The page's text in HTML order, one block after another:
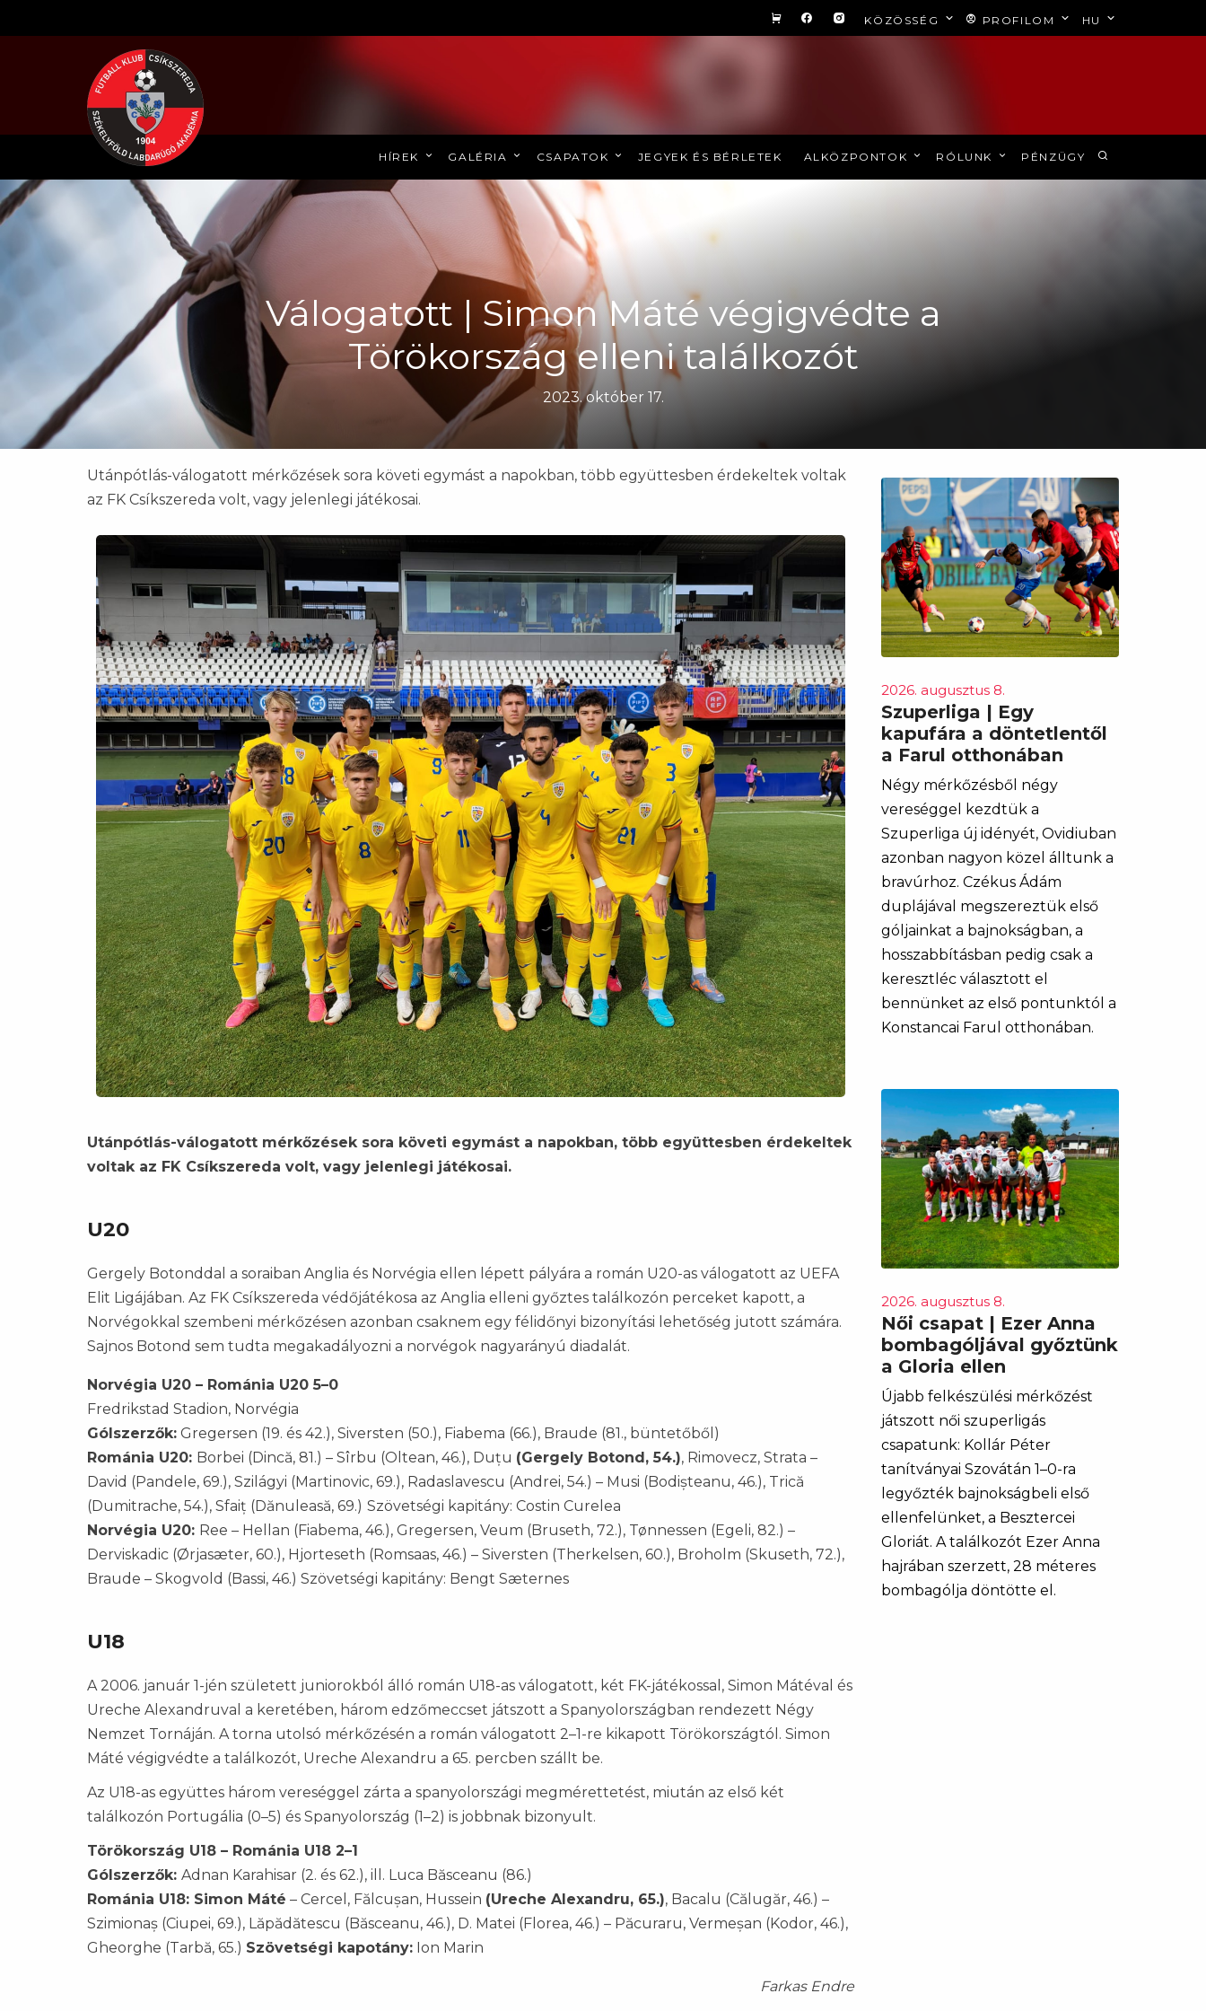
KÖZÖSSÉG PROFILOM HU
HÍREK GALÉRIA CSAPATOK JEGYEK ÉS BÉRLETEK ALKÖZPONTOK RÓLUNK PÉNZÜGY
Válogatott | Simon Máté végigvédte a
Törökország elleni találkozót
2023. október 17.
Utánpótlás-válogatott mérkőzések sora követi egymást a napokban, több együttesben érdekeltek voltak
az FK Csíkszereda volt, vagy jelenlegi játékosai.
Utánpótlás-válogatott mérkőzések sora követi egymást a napokban, több együttesben érdekeltek
voltak az FK Csíkszereda volt, vagy jelenlegi játékosai.
U20
Gergely Botonddal a soraiban Anglia és Norvégia ellen lépett pályára a román U20-as válogatott az UEFA
Elit Ligájában. Az FK Csíkszereda védőjátékosa az Anglia elleni győztes találkozón perceket kapott, a
Norvégokkal szembeni mérkőzésen azonban csaknem egy félidőnyi bizonyítási lehetőség jutott számára.
Sajnos Botond sem tudta megakadályozni a norvégok nagyarányú diadalát.
Norvégia U20 – Románia U20 5–0
Fredrikstad Stadion, Norvégia
Gólszerzők: Gregersen (19. és 42.), Siversten (50.), Fiabema (66.), Braude (81., büntetőből)
Románia U20: Borbei (Dincă, 81.) – Sîrbu (Oltean, 46.), Duțu (Gergely Botond, 54.), Rimovecz, Strata –
David (Pandele, 69.), Szilágyi (Martinovic, 69.), Radaslavescu (Andrei, 54.) – Musi (Bodișteanu, 46.), Trică
(Dumitrache, 54.), Sfaiț (Dănuleasă, 69.) Szövetségi kapitány: Costin Curelea
Norvégia U20: Ree – Hellan (Fiabema, 46.), Gregersen, Veum (Bruseth, 72.), Tønnessen (Egeli, 82.) –
Derviskadic (Ørjasæter, 60.), Hjorteseth (Romsaas, 46.) – Siversten (Therkelsen, 60.), Broholm (Skuseth, 72.),
Braude – Skogvold (Bassi, 46.) Szövetségi kapitány: Bengt Sæternes
U18
A 2006. január 1-jén született juniorokból álló román U18-as válogatott, két FK-játékossal, Simon Mátéval és
Ureche Alexandruval a keretében, három edzőmeccset játszott a Spanyolországban rendezett Négy
Nemzet Tornáján. A torna utolsó mérkőzésén a román válogatott 2–1-re kikapott Törökországtól. Simon
Máté végigvédte a találkozót, Ureche Alexandru a 65. percben szállt be.
Az U18-as együttes három vereséggel zárta a spanyolországi megmérettetést, miután az első két
találkozón Portugália (0–5) és Spanyolország (1–2) is jobbnak bizonyult.
Törökország U18 – Románia U18 2–1
Gólszerzők: Adnan Karahisar (2. és 62.), ill. Luca Băsceanu (86.)
Románia U18: Simon Máté – Cercel, Fălcușan, Hussein (Ureche Alexandru, 65.), Bacalu (Călugăr, 46.) –
Szimionaș (Ciupei, 69.), Lăpădătescu (Băsceanu, 46.), D. Matei (Florea, 46.) – Păcuraru, Vermeșan (Kodor, 46.),
Gheorghe (Tarbă, 65.) Szövetségi kapotány: Ion Marin
Farkas Endre
2026. augusztus 8.
Szuperliga | Egy
kapufára a döntetlentől
a Farul otthonában
Négy mérkőzésből négy
vereséggel kezdtük a
Szuperliga új idényét, Ovidiuban
azonban nagyon közel álltunk a
bravúrhoz. Czékus Ádám
duplájával megszereztük első
góljainkat a bajnokságban, a
hosszabbításban pedig csak a
keresztléc választott el
bennünket az első pontunktól a
Konstancai Farul otthonában.
2026. augusztus 8.
Női csapat | Ezer Anna
bombagóljával győztünk
a Gloria ellen
Újabb felkészülési mérkőzést
játszott női szuperligás
csapatunk: Kollár Péter
tanítványai Szovátán 1–0-ra
legyőzték bajnokságbeli első
ellenfelünket, a Besztercei
Gloriát. A találkozót Ezer Anna
hajrában szerzett, 28 méteres
bombagólja döntötte el.